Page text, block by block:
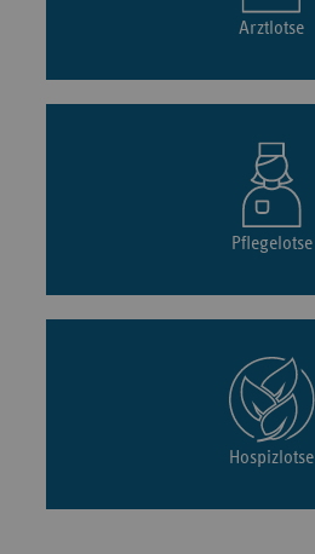
Arztlotse
Pflegelotse
Hospizlotse